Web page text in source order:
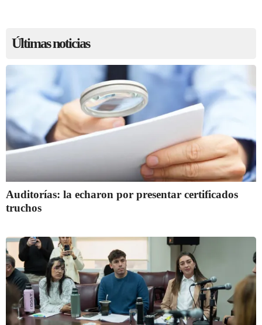
Últimas noticias
Auditorías: la echaron por presentar certificados
truchos